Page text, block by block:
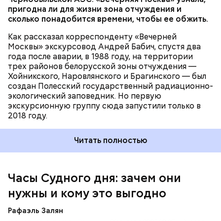
пригодна ли для жизни зона отчуждения и
сколько понадобится времени, чтобы ее обжить.
Как рассказал корреспонденту «Вечерней
Москвы» экскурсовод Андрей Бабич, спустя два
года после аварии, в 1988 году, на территории
трех районов белорусской зоны отчуждения —
Хойникского, Наровлянского и Брагинского — был
создан Полесский государственный радиационно-
экологический заповедник. Но первую
экскурсионную группу сюда запустили только в
2018 году.
Читать полностью
Часы Судного дня: зачем они
нужны и кому это выгодно
Рафаэль Залян
— Поскольку мы стоим на пороге второго
ядерного века и периода беспрецедентного
изменения климата, ученые вновь несут особую
ответственность за информирование
общественности и консультирование лидеров об
Каждый год — в зависимости от того, какие
события происходят в мире, — ученые,
нобелевские лауреаты и специалисты по ядерной
безопасности из экспертного совета «Бюллетеня
ученых-атомщиков» принимают решение о
перевода на полминуты вперед послужили как
ухудшающиеся отношения между ядерными
выбросов углекислого газа, так и усиление
национализма во всем мире и отрицание
изменения климата.
проект